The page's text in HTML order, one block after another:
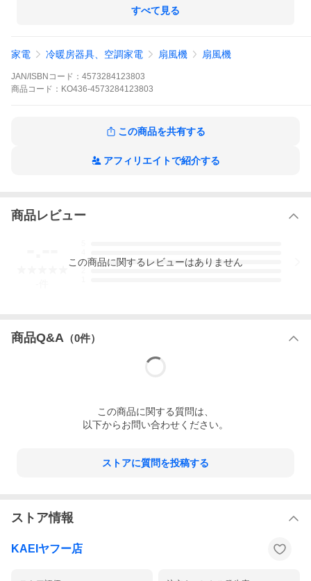
１．電源ボタンを長押しすると電源が入ります。
ずつ上がります。＋方向にスライドしたままにすると、風量が1ず
３．風量調節ボタンを−方向に1回スライドするごとに、風量が25
ずつ下がります。−方向にスライドしたままにすると、風量が1ず
すべて見る
家電 冷暖房器具、空調家電 扇風機 扇風機
JAN/ISBNコード： 4573284123803
商品 コード： KO436-4573284123803
この商品を共有する
アフィリエイトで紹介する
商品レビュー
3
この商品に関するレビューはありません
商品Q&A （0件）
この商品に関する質問は、
以下からお問い合わせください。
ストアに質問を投稿する
ストア情報
KAEIヤフー店